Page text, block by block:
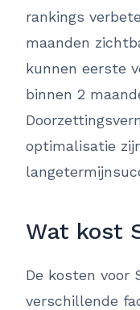
rankings
maanden
kunnen eerste
binnen 2
optimalisatie
Wat kost
De kosten voor
verschillende